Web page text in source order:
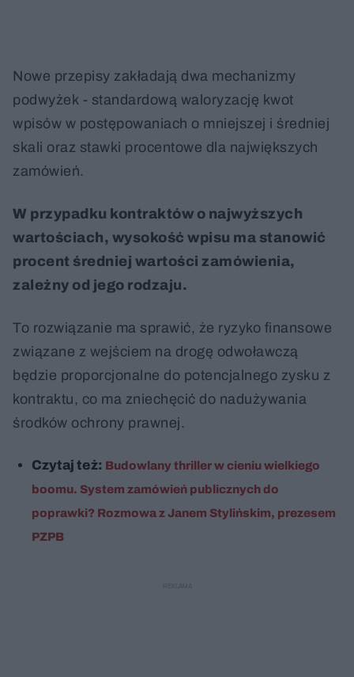
Nowe przepisy zakładają dwa mechanizmy
podwyżek - standardową waloryzację kwot
wpisów w postępowaniach o mniejszej i średniej
skali oraz stawki procentowe dla największych
zamówień.
W przypadku kontraktów o najwyższych
wartościach, wysokość wpisu ma stanowić
procent średniej wartości zamówienia,
zależny od jego rodzaju.
To rozwiązanie ma sprawić, że ryzyko finansowe
związane z wejściem na drogę odwoławczą
będzie proporcjonalne do potencjalnego zysku z
kontraktu, co ma zniechęcić do nadużywania
środków ochrony prawnej.
Czytaj też: Budowlany thriller w cieniu wielkiego
boomu. System zamówień publicznych do
poprawki? Rozmowa z Janem Stylińskim, prezesem
PZPB